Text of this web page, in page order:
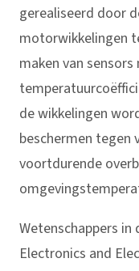
gerealiseerd door
motorwikkelingen
maken van
de wikkelingen
beschermen tegen
voortdurende
Wetenschappers
Electronics and